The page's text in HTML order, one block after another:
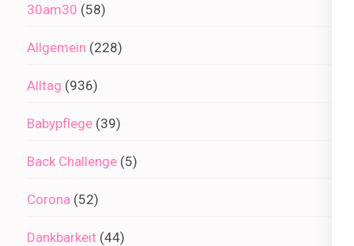
30am30 (58)
Allgemein (228)
Alltag (936)
Babypflege (39)
Back Challenge (5)
Corona (52)
Dankbarkeit (44)